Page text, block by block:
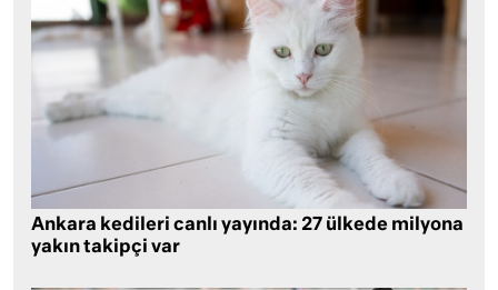
Ankara kedileri canlı yayında: 27 ülkede milyona
yakın takipçi var